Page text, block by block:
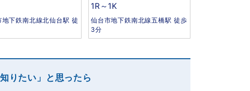
地下鉄南北線北仙台駅 徒
1R～1K
仙台市地下鉄南北線五橋駅 徒歩
3分
りたい」と思ったら